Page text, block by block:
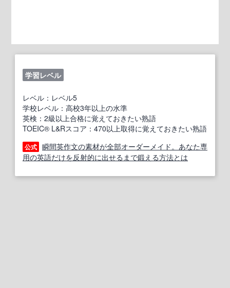
学習レベル
レベル：レベル5
学校レベル：高校3年以上の水準
英検：2級以上合格に覚えておきたい熟語
TOEIC® L&Rスコア：470以上取得に覚えておきたい熟語
公式 瞬間英作文の素材が全部オーダーメイド。あなた専
用の英語だけを反射的に出せるまで鍛える方法とは